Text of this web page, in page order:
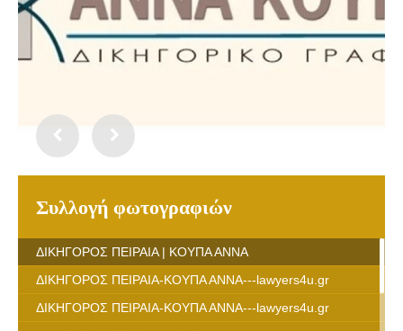
Συλλογή φωτογραφιών
ΔΙΚΗΓΟΡΟΣ ΠΕΙΡΑΙΑ | ΚΟΥΠΑ ΑΝΝΑ
ΔΙΚΗΓΟΡΟΣ ΠΕΙΡΑΙΑ-ΚΟΥΠΑ ΑΝΝΑ---lawyers4u.gr
ΔΙΚΗΓΟΡΟΣ ΠΕΙΡΑΙΑ-ΚΟΥΠΑ ΑΝΝΑ---lawyers4u.gr